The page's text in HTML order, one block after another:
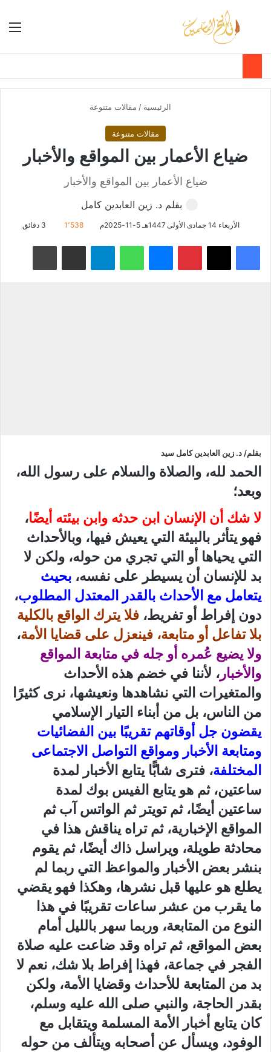
الوضع بحث عن
الرئيسية / مقالات متنوعة
مقالات متنوعة
ضياع الأعمار بين المواقع والأخبار
ضياع الأعمار بين المواقع والأخبار
بقلم د. زين العابدين كامل
الأربعاء 14 جمادى الأولى 1447هـ 5-11-2025م 1٬538
فيسبوك بينتيريست واتساب
بقلم/ د. زين العابدين كامل سيد
الحمد لله، والصلاة والسلام على رسول الله،
وبعد؛
لا شك أن الإنسان ابن حدثه وابن بيئته أيضًا،
فهو يتأثر بالبيئة التي يعيش فيها، وبالأحداث
التي يحياها أو التي تجري من حوله، ولكن لا
بد للإنسان أن يسيطر على نفسه، بحيث
يتعامل مع الأحداث بالقدر المعتدل المطلوب،
دون إفراط أو تفريط، فلا يترك الواقع بالكلية
بلا تفاعل أو متابعة، فينعزل على قضايا الأمة،
ولا يضيع عُمره أو جله في متابعة المواقع
والأخبار ، لأننا في خضم هذه الأحداث
والمتغيرات التي نشاهدها ونعيشها، نرى كثيرًا
من الناس، بل من أبناء التيار الإسلامي
يقضون جل أوقاتهم تقريبًا بين الفضائيات
ومتابعة الأخبار ومواقع التواصل الاجتماعى
المختلفة، فترى شابًّا يتابع الأخبار لمدة
ساعتين، ثم هو يتابع الفيس بوك لمدة
ساعتين أيضًا، ثم تويتر ثم الواتس آب ثم
المواقع الإخبارية، ثم تراه يناقش هذا في
محادثة طويلة، ويراسل ذاك أيضًا، ثم يقوم
بنشر بعض الأخبار والمواعظ التي ربما لم
يطلع هو عليها قبل نشرها، وهكذا فهو يقضي
ما يقرب من عشر ساعات تقريبًا في هذا
النوع من المتابعة، وربما سهر بالليل أمام
بعض المواقع، ثم تراه وقد ضاعت عليه صلاة
الفجر في جماعة، فهذا إفراط بلا شك، نعم لا
بد من المتابعة للأحداث وقضايا الأمة، ولكن
بقدر الحاجة، والنبي صلى الله عليه وسلم،
كان يتابع أخبار الأمة المسلمة ويتقابل مع
الوفود، ويسأل عن أصحابه ويتألف من حوله